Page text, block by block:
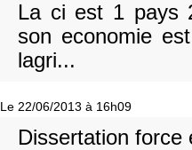
La ci est 1 pays
son economie
lagri...
Le 22/06/2013 à 16h09
Dissertation force